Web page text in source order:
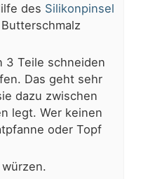
des Silikonpinsel
3 Teile schneiden
Das geht sehr
dazu zwischen
legt. Wer keinen
oder Topf